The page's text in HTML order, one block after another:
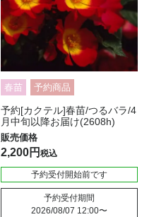
春苗 予約商品
予約[カクテル]春苗/つるバラ/4
月中旬以降お届け(2608h)
2,200 税込
予約受付開始前です
予約受付期間
2026/08/07 12:00〜